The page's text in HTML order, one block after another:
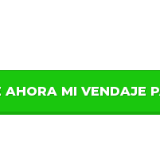
AHORA MI VENDAJE